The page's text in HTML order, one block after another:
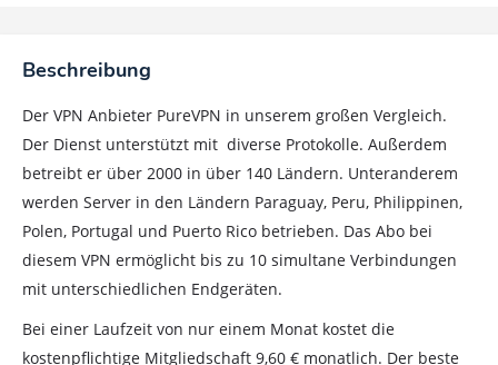
Beschreibung
Der VPN Anbieter PureVPN in unserem großen Vergleich.
Der Dienst unterstützt mit diverse Protokolle. Außerdem
betreibt er über 2000 in über 140 Ländern. Unteranderem
werden Server in den Ländern Paraguay, Peru, Philippinen,
Polen, Portugal und Puerto Rico betrieben. Das Abo bei
diesem VPN ermöglicht bis zu 10 simultane Verbindungen
mit unterschiedlichen Endgeräten.
Bei einer Laufzeit von nur einem Monat kostet die
kostenpflichtige Mitgliedschaft 9,60 € monatlich. Der beste